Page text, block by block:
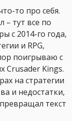
то про себя.
– тут все по
с 2014-го года,
и RPG,
поигрываю с
Crusader Kings.
на стратегии
и недостатки,
текст